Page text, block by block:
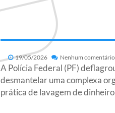
19/05/2026 Nenhum comentário
A Polícia Federal (PF)
desmantelar uma complexa
prática de lavagem de